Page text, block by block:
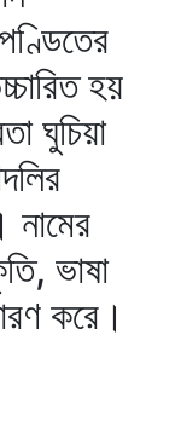
হয়
ঘুচিয়া
ভাষা
করে।